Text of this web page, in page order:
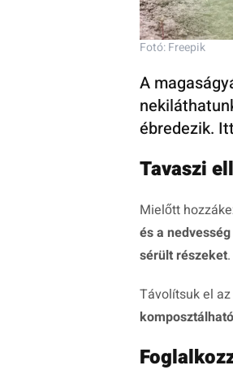
Fotó: Freepik
A
ébredezik.
Tavaszi
Mielőtt
és a
sérült részeket.
Távolítsuk el az